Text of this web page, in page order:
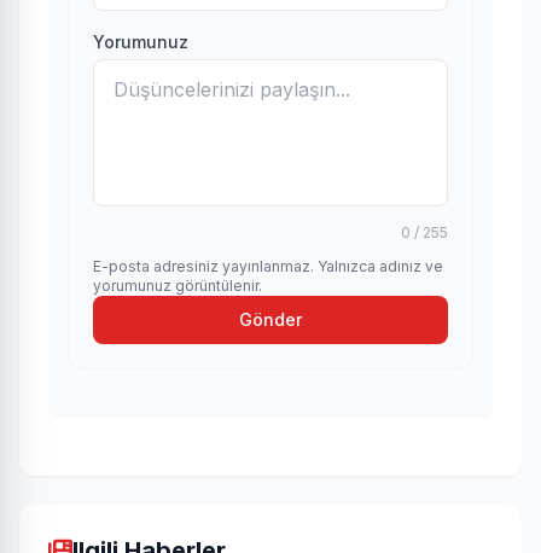
Yorumunuz
0 / 255
E-posta adresiniz yayınlanmaz. Yalnızca adınız ve
yorumunuz görüntülenir.
Gönder